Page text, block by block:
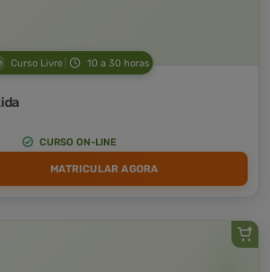
Curso Livre 10 a 30 horas
CURSO ON-LINE
MATRICULAR AGORA